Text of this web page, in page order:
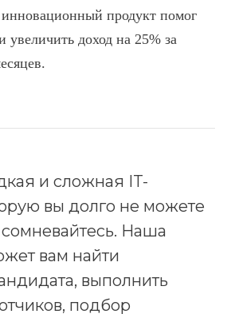
продукт помог
увеличить доход на 25% за
и сложная IT-
вы долго не можете
Наша
вам найти
выполнить
подбор